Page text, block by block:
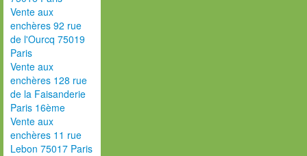
Vente aux
enchères 92 rue
de l'Ourcq 75019
Paris
Vente aux
enchères 128 rue
de la Faisanderie
Paris 16ème
Vente aux
enchères 11 rue
Lebon 75017 Paris